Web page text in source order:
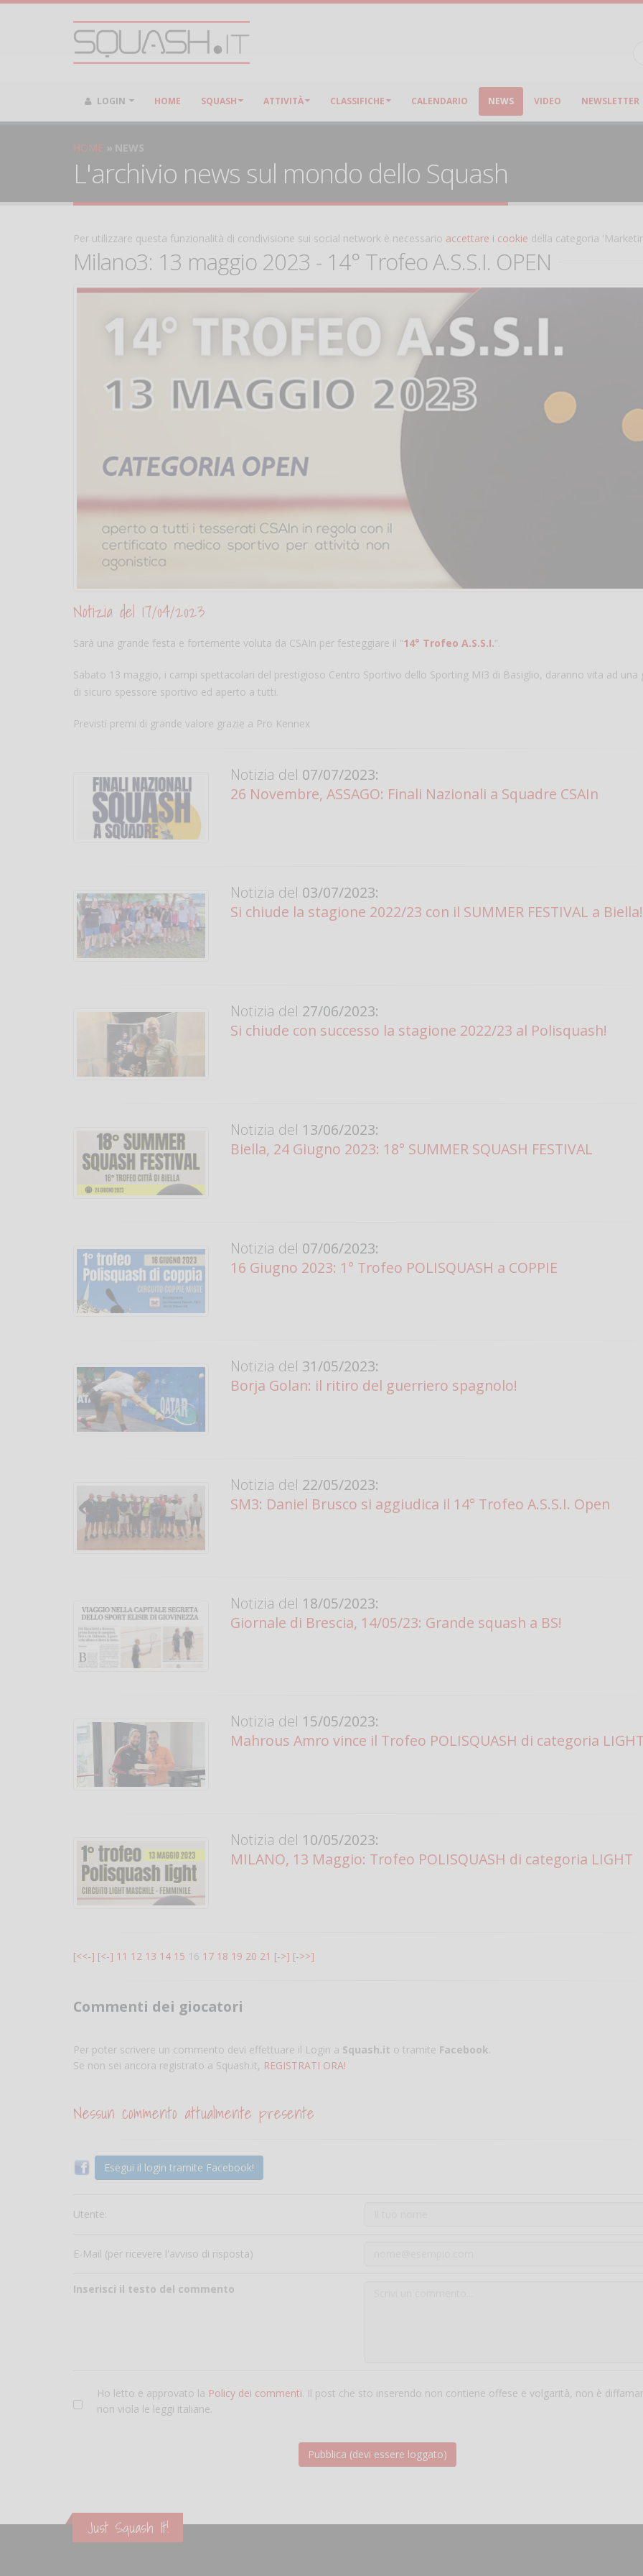
LOGIN HOME SQUASH ATTIVITÀ CLASSIFICHE CALENDARIO NEWS VIDEO NEWSLETTER
HOME NEWS
L'archivio news sul mondo dello Squash
Per utilizzare questa funzionalità di condivisione sui social network è necessario accettare i cookie della categoria
Milano3: 13 maggio 2023 - 14° Trofeo A.S.S.I. OPEN
Notizia del 17/04/2023
Sarà una grande festa e fortemente voluta da CSAIn per festeggiare il “14° Trofeo A.S.S.I.”.
Sabato 13 maggio, i campi spettacolari del prestigioso Centro Sportivo dello Sporting MI3 di Basiglio, daranno vita ad una
di sicuro spessore sportivo ed aperto a tutti.
Previsti premi di grande valore grazie a Pro Kennex
Notizia del 07/07/2023:
26 Novembre, ASSAGO: Finali Nazionali a Squadre CSAIn
Notizia del 03/07/2023:
Si chiude la stagione 2022/23 con il SUMMER FESTIVAL a Biella!
Notizia del 27/06/2023:
Si chiude con successo la stagione 2022/23 al Polisquash!
Notizia del 13/06/2023:
Biella, 24 Giugno 2023: 18° SUMMER SQUASH FESTIVAL
Notizia del 07/06/2023:
16 Giugno 2023: 1° Trofeo POLISQUASH a COPPIE
Notizia del 31/05/2023:
Borja Golan: il ritiro del guerriero spagnolo!
Notizia del 22/05/2023:
SM3: Daniel Brusco si aggiudica il 14° Trofeo A.S.S.I. Open
Notizia del 18/05/2023:
Giornale di Brescia, 14/05/23: Grande squash a BS!
Notizia del 15/05/2023:
Mahrous Amro vince il Trofeo POLISQUASH di categoria
Notizia del 10/05/2023:
MILANO, 13 Maggio: Trofeo POLISQUASH di categoria LIGHT
[<<-] [<-] 11 12 13 14 15 16 17 18 19 20 21 [->] [->>]
Commenti dei giocatori
Per poter scrivere un commento devi effettuare il Login a Squash.it o tramite Facebook.
Se non sei ancora registrato a Squash.it, REGISTRATI ORA!
Nessun commento attualmente presente
Esegui il login tramite Facebook!
Utente:
E-Mail (per ricevere l'avviso di risposta)
Inserisci il testo del commento
Ho letto e approvato la Policy dei commenti. Il post che sto inserendo non contiene offese e volgarità, non è
non viola le leggi italiane.
telefonico o si può
online?
Just Squash It!